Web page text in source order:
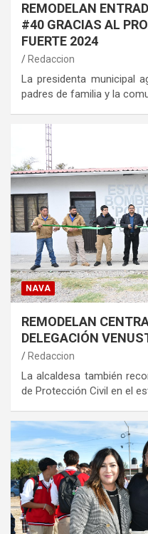
REMODELAN
#40 GRACIAS AL
FUERTE 2024
Redaccion
La presidenta municipal
padres de familia y la
NAVA
REMODELAN
DELEGACIÓN
Redaccion
La alcaldesa también
de Protección Civil en el